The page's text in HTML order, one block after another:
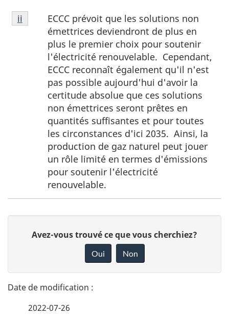
Notes
de
ECCC prévoit que les solutions non
émettrices deviendront de plus en
plus le premier choix pour soutenir
l'électricité renouvelable. Cependant,
ECCC reconnaît également qu'il n'est
pas possible aujourd'hui d'avoir la
certitude absolue que ces solutions
non émettrices seront prêtes en
quantités suffisantes et pour toutes
les circonstances d'ici 2035. Ainsi, la
production de gaz naturel peut jouer
un rôle limité en termes d'émissions
pour soutenir l'électricité
renouvelable.
Retour à la référence de la note de bas de page
ii
t
a
n
Avez-vous trouvé ce que vous cherchiez?
Oui Non
2022-07-26